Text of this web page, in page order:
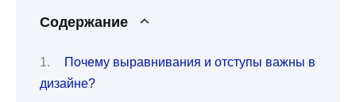
Содержание
Почему выравнивания и отступы важны в
дизайне?